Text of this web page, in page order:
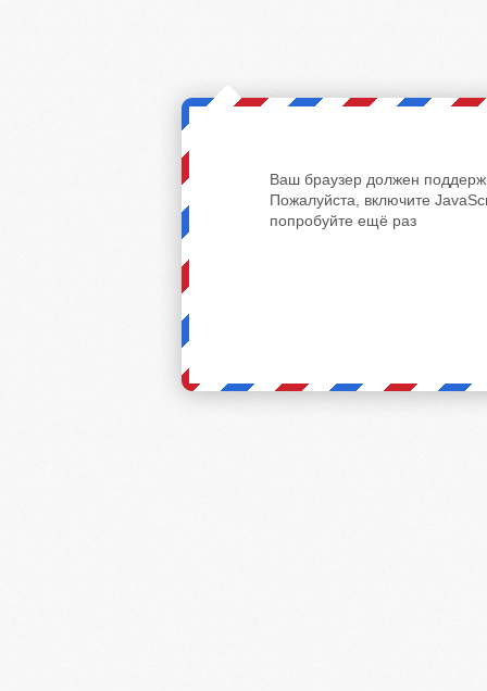
Ваш браузер должен
Пожалуйста, включите
попробуйте ещё раз